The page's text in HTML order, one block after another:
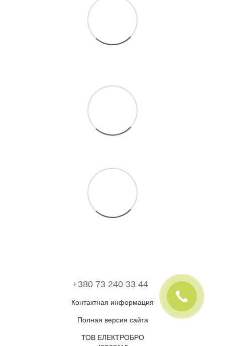
+380 73 240 33 44
Контактная информация
Полная версия сайта
ТОВ ЕЛЕКТРОБРО